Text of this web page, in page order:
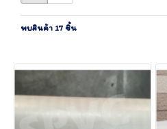
พบสินค้า 17 ชิ้น